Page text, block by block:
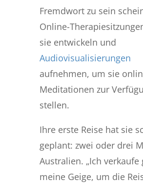
Fremdwort zu sein
Online-
sie entwickeln und
Audiovisualisierungen
aufnehmen, um sie
Meditationen zur
stellen.
Ihre erste Reise hat sie
geplant: zwei oder drei
Australien. „Ich verkaufe
meine Geige, um die